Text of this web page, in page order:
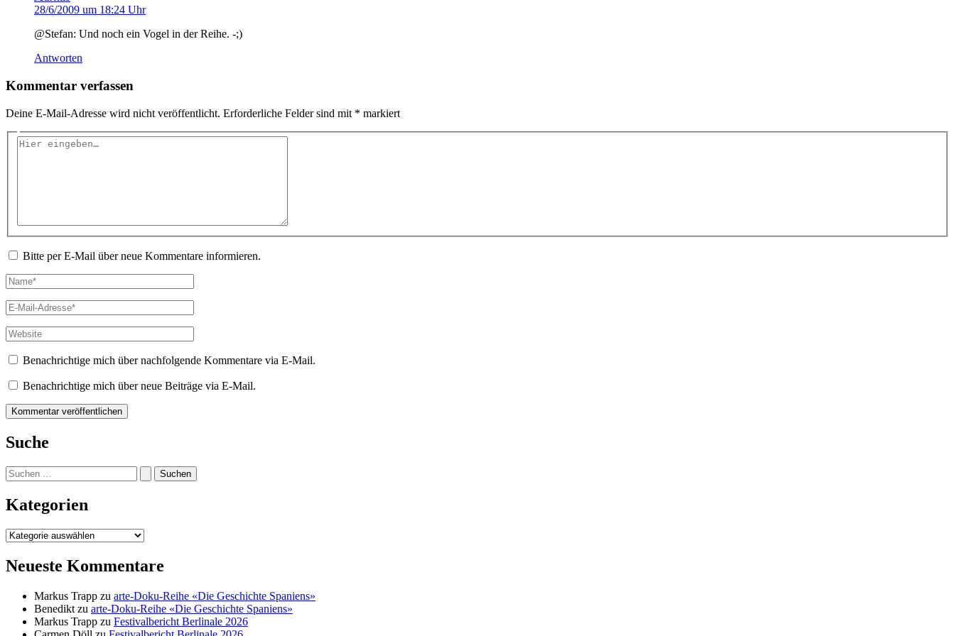
28/6/2009 um 18:24 Uhr
@Stefan: Und noch ein Vogel in der Reihe. -;)
Antworten
Kommentar verfassen
Deine E-Mail-Adresse wird nicht veröffentlicht. Erforderliche Felder sind mit * markiert
Hier
Bitte per E-Mail über neue Kommentare informieren.
Name*
E-
Mail-
Adresse*
Website
Benachrichtige mich über nachfolgende Kommentare via E-Mail.
Benachrichtige mich über neue Beiträge via E-Mail.
Suche
Suchen
nach:
Kategorien
Kategorien
Neueste Kommentare
Markus Trapp zu arte-Doku-Reihe «Die Geschichte Spaniens»
Benedikt zu arte-Doku-Reihe «Die Geschichte Spaniens»
Markus Trapp zu Festivalbericht Berlinale 2026